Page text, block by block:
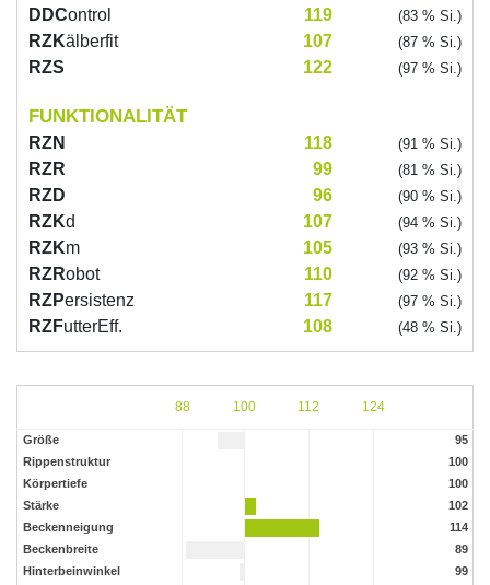
DDControl 119 (83 % Si.)
RZKälberfit 107 (87 % Si.)
RZS 122 (97 % Si.)
FUNKTIONALITÄT
RZN 118 (91 % Si.)
RZR 99 (81 % Si.)
RZD 96 (90 % Si.)
RZKd 107 (94 % Si.)
RZKm 105 (93 % Si.)
RZRobot 110 (92 % Si.)
RZPersistenz 117 (97 % Si.)
RZFutterEff. 108 (48 % Si.)
88 100 112 124
Größe
95
Rippenstruktur
100
Körpertiefe
100
Stärke
102
Beckenneigung
114
Beckenbreite
89
Hinterbeinwinkel
99